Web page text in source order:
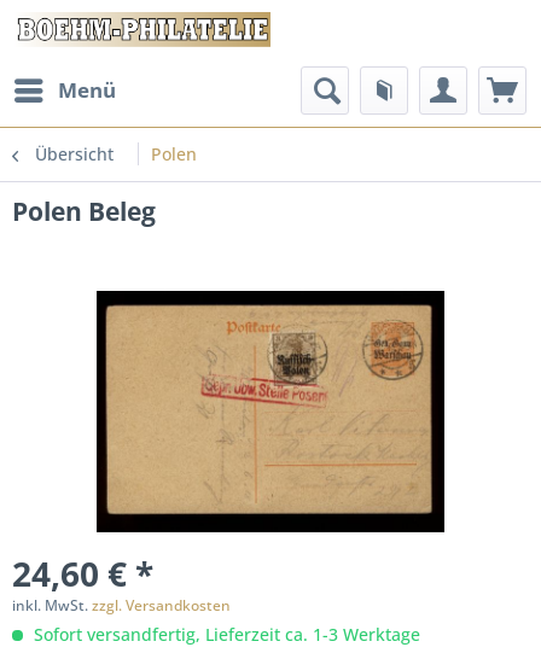
Menü
Übersicht Polen
Polen Beleg
24,60 € *
inkl. MwSt.zzgl. Versandkosten
Sofort versandfertig, Lieferzeit ca. 1-3 Werktage